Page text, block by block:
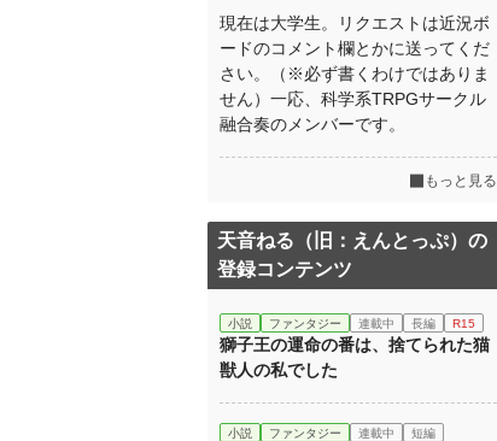
現在は大学生。リクエストは近況ボ
ードのコメント欄とかに送ってくだ
さい。（※必ず書くわけではありま
せん）一応、科学系TRPGサークル
融合奏のメンバーです。
もっと見る
天音ねる（旧：えんとっぷ）の
登録コンテンツ
小説 ファンタジー 連載中 長編 R15
獅子王の運命の番は、捨てられた猫
獣人の私でした
小説 ファンタジー 連載中 短編